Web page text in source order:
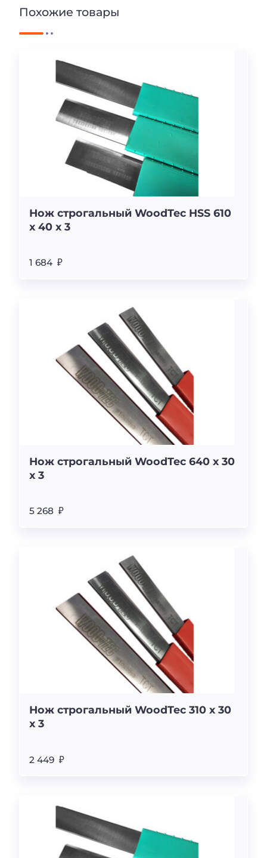
Похожие товары
Нож строгальный WoodTec HSS 610
x 40 x 3
1 684 ₽
Нож строгальный WoodTec 640 x 30
x 3
5 268 ₽
Нож строгальный WoodTec 310 x 30
x 3
2 449 ₽